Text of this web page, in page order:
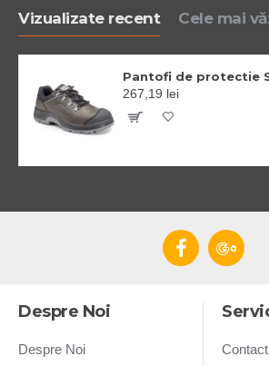
Vizualizate recent Cele mai
267,19 lei
Despre Noi
Despre Noi
Contact